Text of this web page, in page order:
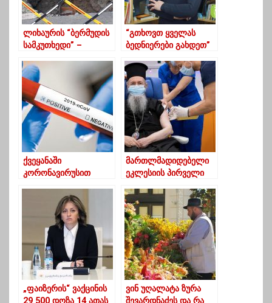
ლიხაურის “ბერმუდის
სამკუთხედი” –
მომარაგება ისევ
შეუწყდა
“გთხოვთ ყველას
ბედნიერები გახდეთ”
სიკეთის
მნიშვნელობაზე
ქვეყანაში
კორონავირუსით
დაინფიცირდა,
გარდაიცვალა 39
მართლმადიდებელი
ეკლესიის პირველი
რომელმაც
კოვიდვაქცინა
გაიკეთა
„ფაიზერის“ ვაქცინის
ვინ უღალატა ზურა